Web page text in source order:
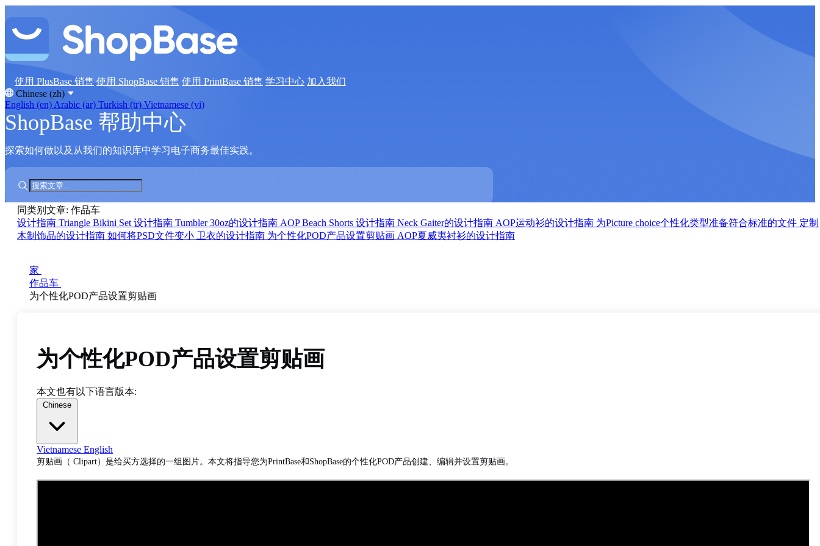
使用 PlusBase 销售 使用 ShopBase 销售 使用 PrintBase 销售 学习中心 加入我们
Chinese (zh)
English (en) Arabic (ar) Turkish (tr) Vietnamese (vi)
ShopBase 帮助中心
探索如何做以及从我们的知识库中学习电子商务最佳实践。
同类别文章: 作品车
设计指南 Triangle Bikini Set 设计指南 Tumbler 30oz的设计指南 AOP Beach Shorts 设计指南 Neck Gaiter的设计指南 AOP运动衫的设计指南 为Picture choice个性化类型准备符合标准的文件 定制
木制饰品的设计指南 如何将PSD文件变小 卫衣的设计指南 为个性化POD产品设置剪贴画 AOP夏威夷衬衫的设计指南
家
作品车
为个性化POD产品设置剪贴画
为个性化POD产品设置剪贴画
本文也有以下语言版本:
Chinese
Vietnamese English
剪贴画（ Clipart）是给买方选择的一组图片。本文将指导您为PrintBase和ShopBase的个性化POD产品创建、编辑并设置剪贴画。